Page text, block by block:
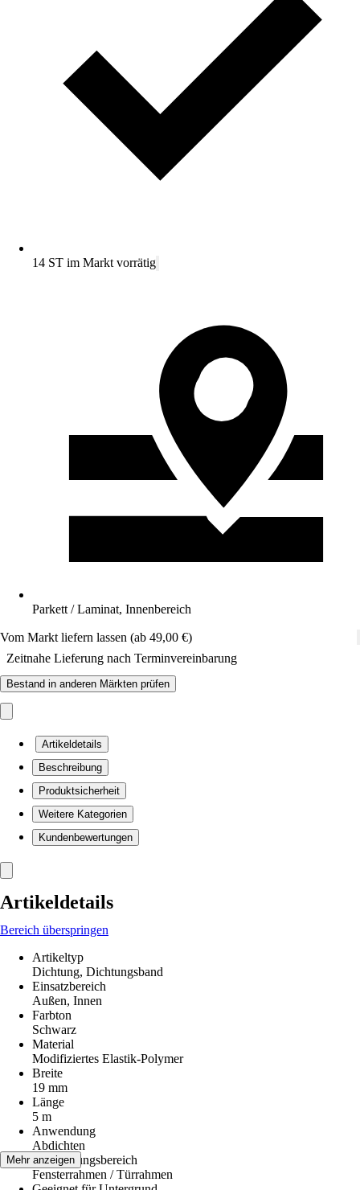
14 ST im Markt vorrätig
Parkett / Laminat, Innenbereich
Vom Markt liefern lassen (ab 49,00 €)
Zeitnahe Lieferung nach Terminvereinbarung
Bestand in anderen Märkten prüfen
Artikeldetails
Beschreibung
Produktsicherheit
Weitere Kategorien
Kundenbewertungen
Artikeldetails
Bereich überspringen
Artikeltyp
Dichtung, Dichtungsband
Einsatzbereich
Außen, Innen
Farbton
Schwarz
Material
Modifiziertes Elastik-Polymer
Breite
19 mm
Länge
5 m
Anwendung
Abdichten
Anwendungsbereich
Fensterrahmen / Türrahmen
Mehr anzeigen